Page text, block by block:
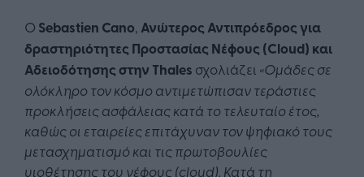
Ο Sebastien Cano, Ανώτερος Αντιπρόεδροςγια
δραστηριότητες Προστασίας Νέφους (Cloud) και
Αδειοδότησηςστην Thales σχολιάζει «Ομάδεςσε
ολόκληροτονκόσμοαντιμετώπισαντεράστιες
προκλήσειςασφάλειας κατά τοτελευταίοέτος,
καθώςοι εταιρείεςεπιτάχυναντον ψηφιακό τους
μετασχηματισμόκαι τιςπρωτοβουλίες
υιοθέτησηςτου νέφους (cloud). Κατά τη